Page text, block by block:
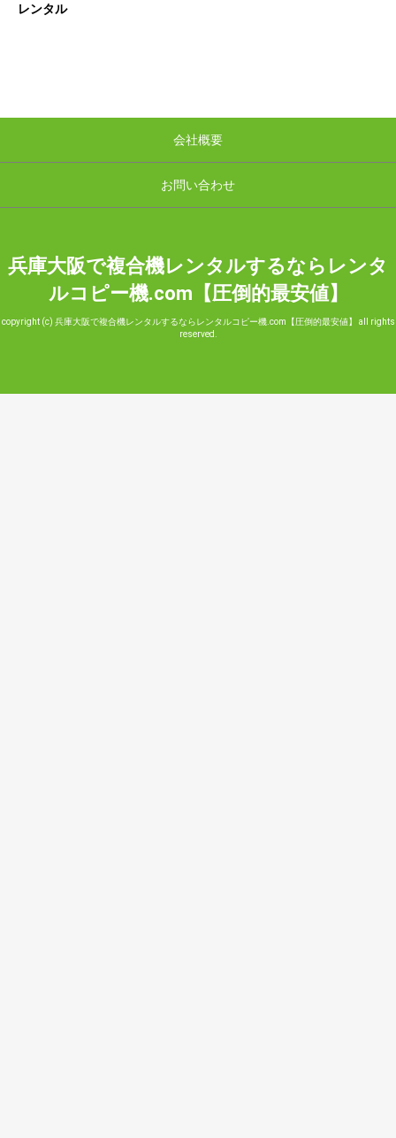
レンタル
会社概要
お問い合わせ
兵庫大阪で複合機レンタルするならレンタ
ルコピー機.com【圧倒的最安値】
copyright (c) 兵庫大阪で複合機レンタルするならレンタルコピー機.com【圧倒的最安値】 all rights
reserved.